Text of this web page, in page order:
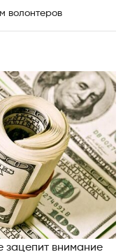
волонтеров
зацепит внимание